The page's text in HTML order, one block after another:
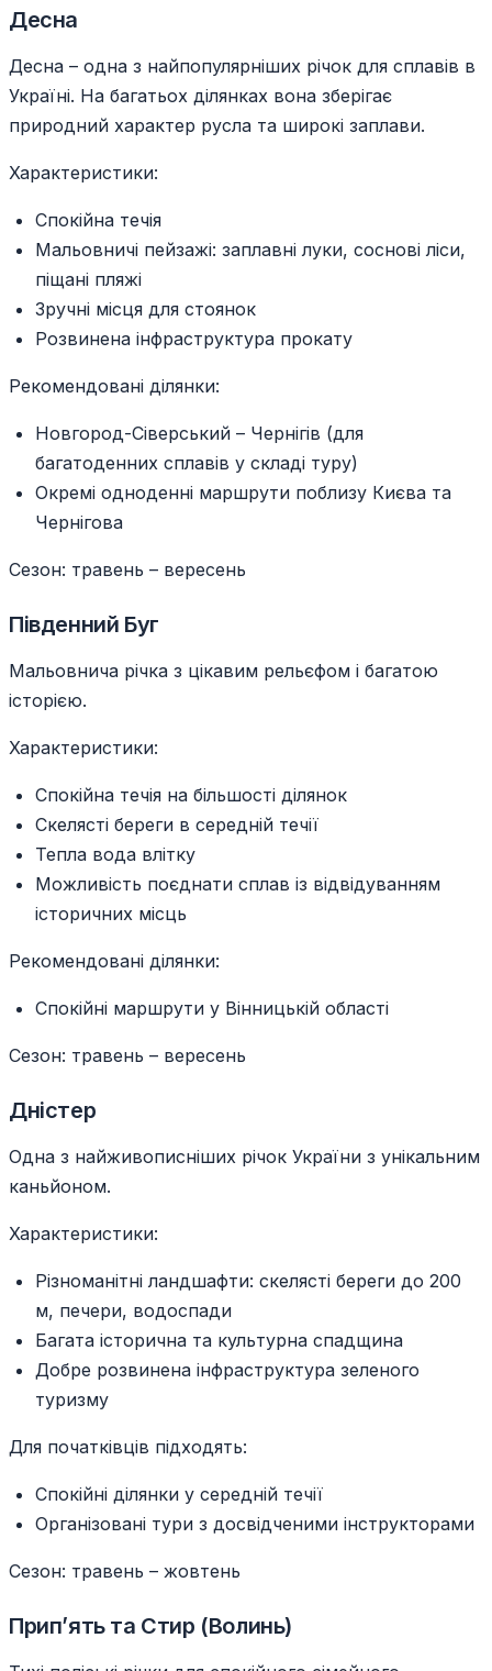
Десна
Десна – одна з найпопулярніших річок для сплавів в
Україні. На багатьох ділянках вона зберігає
природний характер русла та широкі заплави.
Характеристики:
Спокійна течія
Мальовничі пейзажі: заплавні луки, соснові ліси,
піщані пляжі
Зручні місця для стоянок
Розвинена інфраструктура прокату
Рекомендовані ділянки:
Новгород-Сіверський – Чернігів (для
багатоденних сплавів у складі туру)
Окремі одноденні маршрути поблизу Києва та
Чернігова
Сезон: травень – вересень
Південний Буг
Мальовнича річка з цікавим рельєфом і багатою
історією.
Характеристики:
Спокійна течія на більшості ділянок
Скелясті береги в середній течії
Тепла вода влітку
Можливість поєднати сплав із відвідуванням
історичних місць
Рекомендовані ділянки:
Спокійні маршрути у Вінницькій області
Сезон: травень – вересень
Дністер
Одна з найживописніших річок України з унікальним
каньйоном.
Характеристики:
Різноманітні ландшафти: скелясті береги до 200
м, печери, водоспади
Багата історична та культурна спадщина
Добре розвинена інфраструктура зеленого
туризму
Для початківців підходять:
Спокійні ділянки у середній течії
Організовані тури з досвідченими інструкторами
Сезон: травень – жовтень
Прип’ять та Стир (Волинь)